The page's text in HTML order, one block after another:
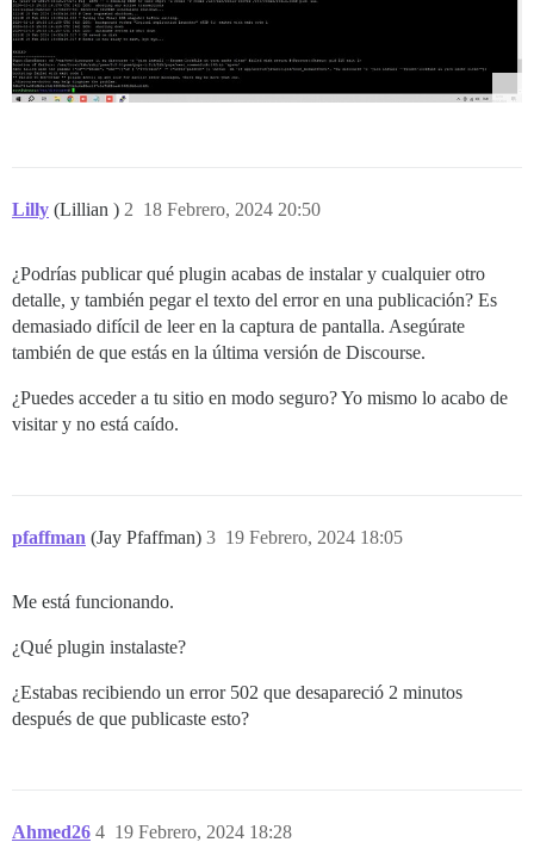
Lilly (Lillian ) 18 Febrero, 2024 20:50
2
¿Podrías publicar qué plugin acabas de instalar y cualquier otro
detalle, y también pegar el texto del error en una publicación? Es
demasiado difícil de leer en la captura de pantalla. Asegúrate
también de que estás en la última versión de Discourse.
¿Puedes acceder a tu sitio en modo seguro? Yo mismo lo acabo de
visitar y no está caído.
pfaffman (Jay Pfaffman) 19 Febrero, 2024 18:05
3
Me está funcionando.
¿Qué plugin instalaste?
¿Estabas recibiendo un error 502 que desapareció 2 minutos
después de que publicaste esto?
Ahmed26 19 Febrero, 2024 18:28
4